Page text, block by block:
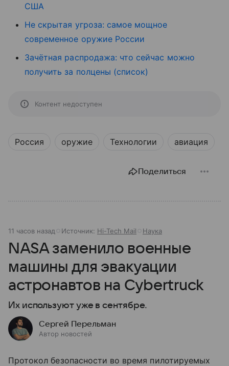
США
Не скрытая угроза: самое мощное
современное оружие России
Зачётная распродажа: что сейчас можно
получить за полцены (список)
Контент недоступен
Россия оружие Технологии авиация
Поделиться
11 часов назад Источник: Hi-Tech Mail Наука
NASA заменило военные
машины для эвакуации
астронавтов на Cybertruck
Их используют уже в сентябре.
Сергей Перельман
Автор новостей
Протокол безопасности во время пилотируемых